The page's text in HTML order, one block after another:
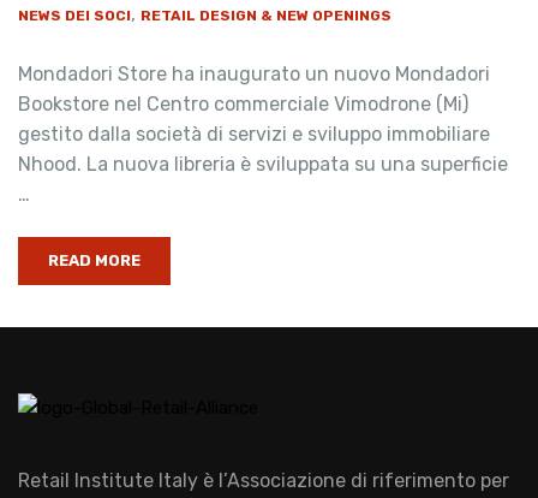
NEWS DEI SOCI, RETAIL DESIGN & NEW OPENINGS
Mondadori Store ha inaugurato un nuovo Mondadori
Bookstore nel Centro commerciale Vimodrone (Mi)
gestito dalla società di servizi e sviluppo immobiliare
Nhood. La nuova libreria è sviluppata su una superficie
…
READ MORE
Retail Institute Italy è l’Associazione di riferimento per